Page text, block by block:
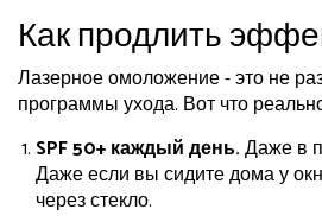
Как продлить
Лазерное омоложение - это не
программы ухода. Вот что
SPF 50+ каждый день.Даже в
Даже если вы сидите дома у
через стекло.